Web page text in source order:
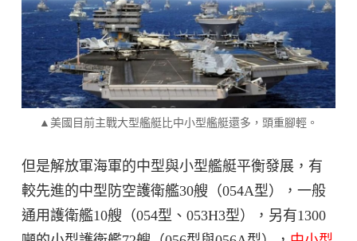
▲美國目前主戰大型艦艇比中小型艦艇還多，頭重腳輕。
但是解放軍海軍的中型與小型艦艇平衡發展，有
較先進的中型防空護衛艦30艘（054A型），一般
通用護衛艦10艘（054型、053H3型），另有1300